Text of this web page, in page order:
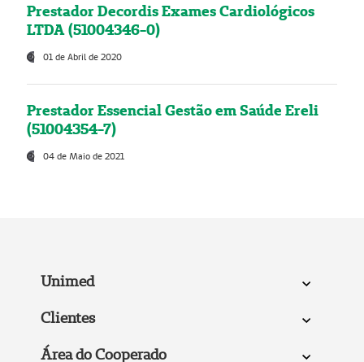
Prestador Decordis Exames Cardiológicos
LTDA (51004346-0)
01 de Abril de 2020
Prestador Essencial Gestão em Saúde Ereli
(51004354-7)
04 de Maio de 2021
Unimed
Clientes
Área do Cooperado